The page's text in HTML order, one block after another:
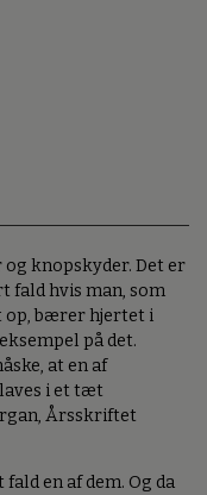
knopskyder. Det er
fald hvis man, som
op, bærer hjertet i
på det.
at en af
laves i et tæt
Årsskriftet
en af dem. Og da